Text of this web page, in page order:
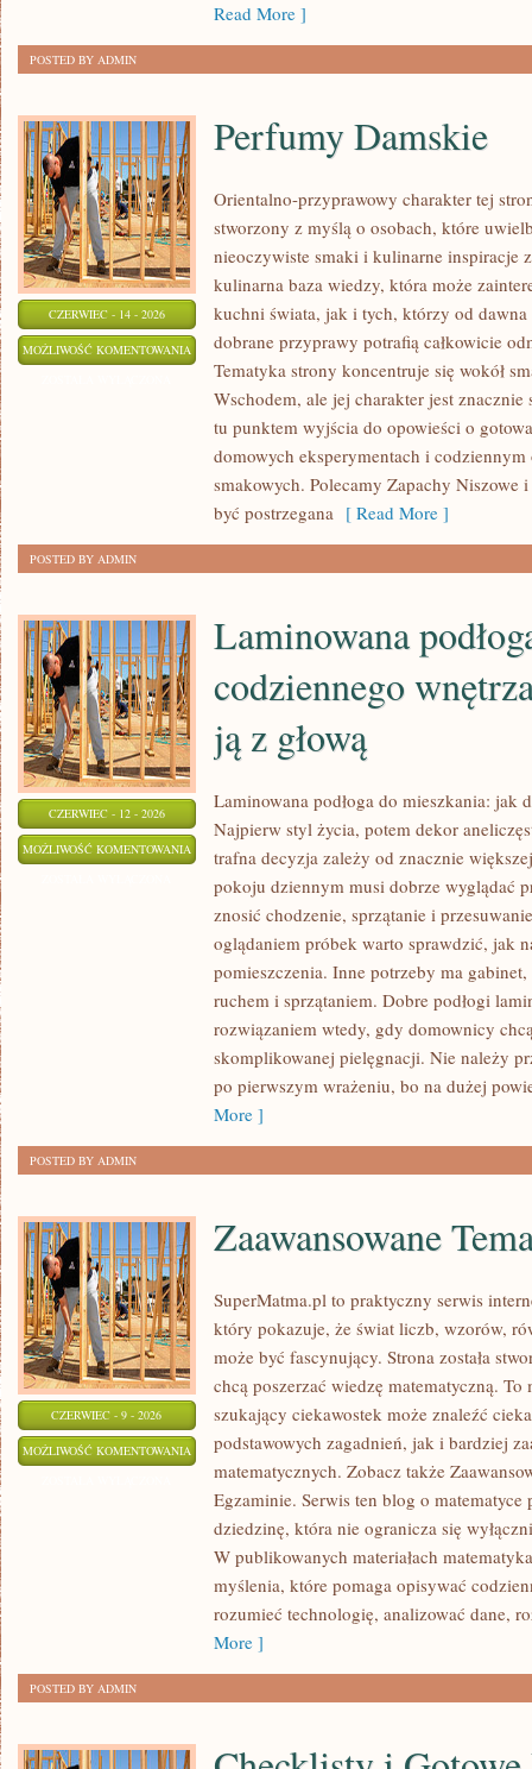
Read More ]
POSTED BY ADMIN
CZERWIEC - 14 - 2026
MOŻLIWOŚĆ KOMENTOWANIA PERFUMY
DAMSKIE
Perfumy Damskie
Orientalno-przyprawowy charakter tej
stworzony z myślą o osobach, które
nieoczywiste smaki i kulinarne inspiracje
kulinarna baza wiedzy, która może
kuchni świata, jak i tych, którzy od
dobrane przyprawy potrafią całkowicie
Tematyka strony koncentruje się wokół
Wschodem, ale jej charakter jest
tu punktem wyjścia do opowieści o
domowych eksperymentach i
smakowych. Polecamy Zapachy Niszowe
być postrzegana [ Read More ]
POSTED BY ADMIN
CZERWIEC - 12 - 2026
MOŻLIWOŚĆ KOMENTOWANIA LAMINOWANA
PODŁOGA
CODZIENNEGO
WNĘTRZA:
PORÓWNAĆ
GŁOWĄ
Laminowana
codziennego
ją z głową
Laminowana podłoga do mieszkania: jak
Najpierw styl życia, potem dekor
trafna decyzja zależy od znacznie
pokoju dziennym musi dobrze wyglądać
znosić chodzenie, sprzątanie i
oglądaniem próbek warto sprawdzić, jak
pomieszczenia. Inne potrzeby ma
ruchem i sprzątaniem. Dobre podłogi
rozwiązaniem wtedy, gdy domownicy
skomplikowanej pielęgnacji. Nie należy
po pierwszym wrażeniu, bo na dużej
More ]
POSTED BY ADMIN
CZERWIEC - 9 - 2026
MOŻLIWOŚĆ KOMENTOWANIA ZAAWANSOWANE
TEMATY
Zaawansowane
SuperMatma.pl to praktyczny serwis
który pokazuje, że świat liczb, wzorów,
może być fascynujący. Strona została
chcą poszerzać wiedzę matematyczną.
szukający ciekawostek może znaleźć
podstawowych zagadnień, jak i bardziej
matematycznych. Zobacz także
Egzaminie. Serwis ten blog o
dziedzinę, która nie ogranicza się
W publikowanych materiałach
myślenia, które pomaga opisywać
rozumieć technologię, analizować dane,
More ]
POSTED BY ADMIN